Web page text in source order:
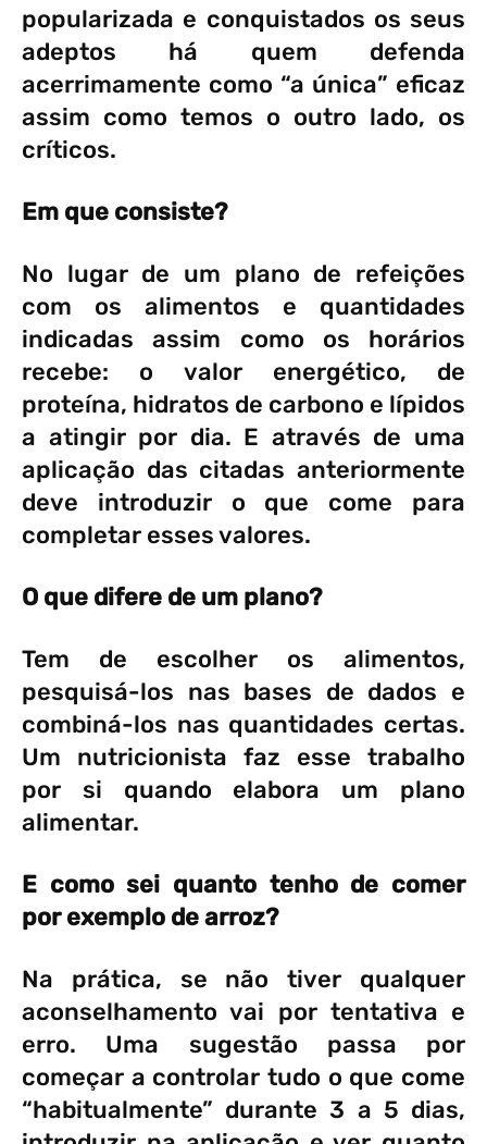
popularizada e conquistados os seus
adeptos há quem defenda
acerrimamente como “a única” eficaz
assim como temos o outro lado, os
críticos.
Em que consiste?
No lugar de um plano de refeições
com os alimentos e quantidades
indicadas assim como os horários
recebe: o valor energético, de
proteína, hidratos de carbono e lípidos
a atingir por dia. E através de uma
aplicação das citadas anteriormente
deve introduzir o que come para
completar esses valores.
O que difere de um plano?
Tem de escolher os alimentos,
pesquisá-los nas bases de dados e
combiná-los nas quantidades certas.
Um nutricionista faz esse trabalho
por si quando elabora um plano
alimentar.
E como sei quanto tenho de comer
por exemplo de arroz?
Na prática, se não tiver qualquer
aconselhamento vai por tentativa e
erro. Uma sugestão passa por
começar a controlar tudo o que come
“habitualmente” durante 3 a 5 dias,